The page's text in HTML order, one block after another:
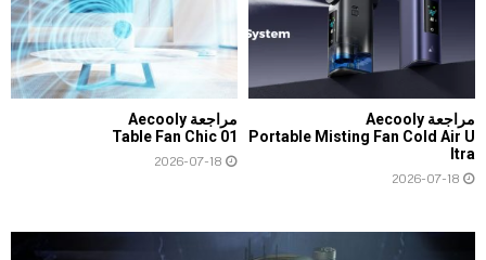
مراجعة Aecooly
Portable Misting Fan Cold Air U
ltra
2026-07-18
مراجعة Aecooly
Table Fan Chic 01
2026-07-18